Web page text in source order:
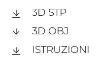
3D STP
3D OBJ
ISTRUZIONI